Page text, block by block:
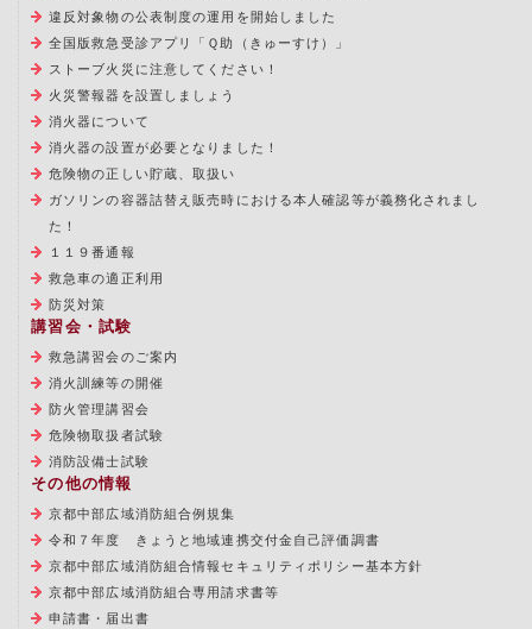
違反対象物の公表制度の運用を開始しました
全国版救急受診アプリ「Ｑ助（きゅーすけ）」
ストーブ火災に注意してください！
火災警報器を設置しましょう
消火器について
消火器の設置が必要となりました！
危険物の正しい貯蔵、取扱い
ガソリンの容器詰替え販売時における本人確認等が義務化されまし
た！
１１９番通報
救急車の適正利用
防災対策
講習会・試験
救急講習会のご案内
消火訓練等の開催
防火管理講習会
危険物取扱者試験
消防設備士試験
その他の情報
京都中部広域消防組合例規集
令和７年度 きょうと地域連携交付金自己評価調書
京都中部広域消防組合情報セキュリティポリシー基本方針
京都中部広域消防組合専用請求書等
申請書・届出書